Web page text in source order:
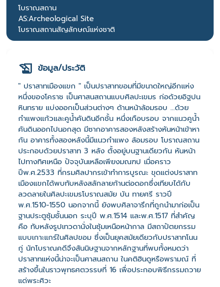
โบราณสถาน
AS:Archeological Site
โบราณสถานสัญลักษณ์แห่งชาติ
ข้อมูล/ประวัติ
" ปราสาทเมืองแขก " เป็นปราสาทขอมที่มีขนาดใหญ่อีกแห่ง
หนึ่งของโคราช เป็นศาสนสถานแบบศิลปะเขมร ก่อด้วยอิฐปน
หินทราย แบ่งออกเป็นส่วนต่างๆ ด้านหน้าล้อมรอบ ...ด้วย
กำแพงแก้วและคูน้ำคันดินอีกชั้น หนึ่งเกือบรอบ จากแนวคูน้ำ
คันดินออกไปนอกสุด มีซากอาคารสองหลังสร้างหันหน้าเข้าหา
กัน อาคารทั้งสองหลังนี้มีแนวกำแพง ล้อมรอบ โบราณสถาน
ประกอบด้วยปราสาท 3 หลัง ตั้งอยู่บนฐานเดียวกัน หันหน้า
ไปทางทิศเหนือ ปัจจุบันเหลือเพียงมณฑป เมื่อคราว
ปีพ.ศ.2533 ที่กรมศิลปากรเข้าทำการบูรณะ ขุดแต่งปราสาท
เมืองแขกได้พบทับหลังสลักลายก้านต่อดอกซึ่งเทียบได้กับ
ลวดลายในศิลปะเขมรโบราณสมัย บัน ทายศรี ราวปี
พ.ศ.1510-1550 นอกจากนี้ ยังพบศิลาจารึกที่ถูกนำมาก่อเป็น
ฐานประตูซุ้มชั้นนอก ระบุปี พ.ศ.1514 และพ.ศ.1517 ที่สำคัญ
คือ ทับหลังรูปเทวดานั่งในซุ้มเหนือหน้ากาล มีสถาปัตยกรรม
แบบเกาะแกร์ในศิลปขอม ซึ่งเป็นยุคสมัยเดียวกับปราสาทโนน
กู่ นักโบราณคดีจึงสันนิษฐานจากหลักฐานที่พบทั้งหมดว่า
ปราสาทแห่งนี้น่าจะเป็นศาสนสถาน ในคติฮินดูหรือพรามณ์ ที่
สร้างขึ้นในราวพุทธศตวรรษที่ 16 เพื่อประกอบพิธีกรรมถวาย
แด่พระศิวะ